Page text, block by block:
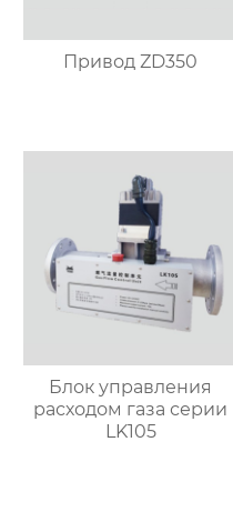
Привод ZD350
Блок управления
расходом газа серии
LK105